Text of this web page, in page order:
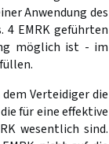
Anwendung des
4 EMRK geführten
möglich ist - im
Verteidiger die
für eine effektive
wesentlich sind.